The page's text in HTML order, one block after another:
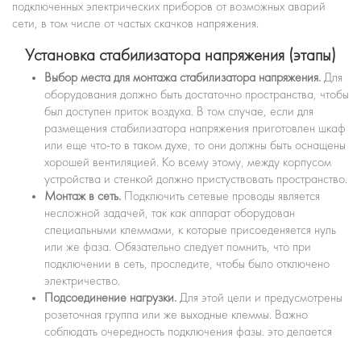
подключенных электрических приборов от возможных аварий
сети, в том числе от частых скачков напряжения.
Установка стабилизатора напряжения (этапы)
Выбор места для монтажа стабилизатора напряжения. Для
оборудования должно быть достаточно пространства, чтобы
был доступен приток воздуха. В том случае, если для
размещения стабилизатора напряжения приготовлен шкаф
или еще что-то в таком духе, то они должны быть оснащены
хорошей вентиляцией. Ко всему этому, между корпусом
устройства и стенкой должно пристуствовать пространство.
Монтаж в сеть. Подключить сетевые проводы является
несложной задачей, так как аппарат оборудован
специальными клеммами, к которые присоеденяется нуль
или же фаза. Обязательно следует помнить, что при
подключении в сеть, проследите, чтобы было отключено
электричество.
Подсоединение нагрузки. Для этой цели и предусмотрены
розеточная группа или же выходные клеммы. Важно
соблюдать очередность подключения фазы. это делается